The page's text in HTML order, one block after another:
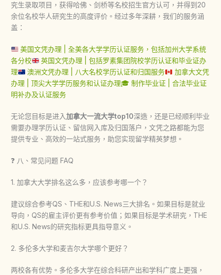
究生录取项目，获得哈佛、剑桥等名校招生官方认可，并得到20
余位名校华人研究生的高度评价。经过多年深耕，我们的服务涵
盖：
美国文凭办理 | 全美各大学学历认证服务，包括加州大学系统
各分校
英国文凭办理 | 包括罗素集团院校学历认证和毕业证办
理
澳洲文凭办理 | 八大名校学历认证和归国服务
加拿大文凭
办理 | 顶尖大学学历服务和认证办理🎓 制作毕业证 | 合法毕业证
明补办及认证服务
无论您目标是进入加拿大一流大学top10深造，还是已经顺利毕业
需要办理学历认证、留信网入库及归国落户，文凭之路都能为您
提供专业、高效的一站式服务，助您实现留学精英梦想。
❓ 八、常见问题 FAQ
1. 加拿大大学排名这么多，应该参考哪一个？
建议综合参考QS、THE和U.S. News三大排名。如果目标是就业
导向，QS的雇主评价更有参考价值；如果目标是学术研究，THE
和U.S. News的研究指标更具指导意义。
2. 多伦多大学和麦吉尔大学哪个更好？
两校各有优势。多伦多大学在综合科研产出和学科广度上更强，